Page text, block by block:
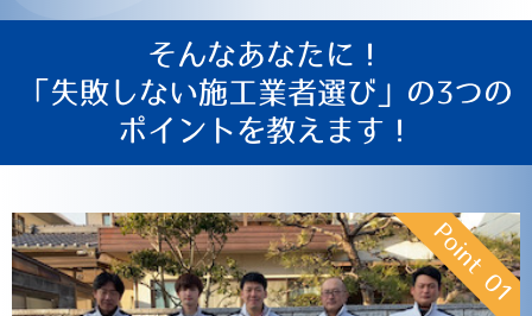
そんなあなたに！
「失敗しない施工業者選び」の3つの
ポイントを教えます！
Point
01